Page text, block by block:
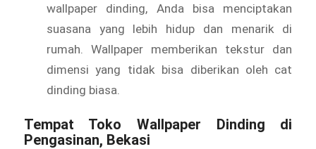
wallpaper dinding, Anda bisa menciptakan
suasana yang lebih hidup dan menarik di
rumah. Wallpaper memberikan tekstur dan
dimensi yang tidak bisa diberikan oleh cat
dinding biasa.
Tempat Toko Wallpaper Dinding di
Pengasinan, Bekasi